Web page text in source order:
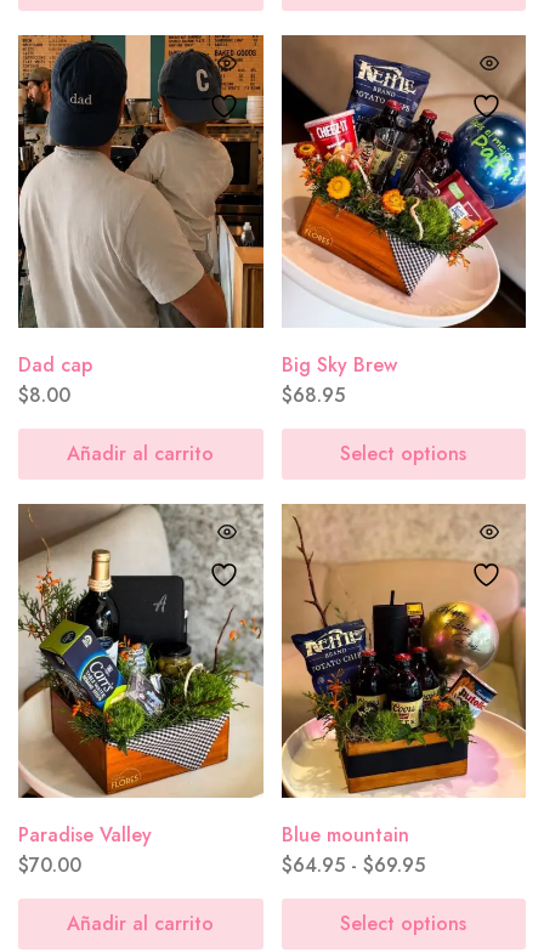
Dad cap
$8.00
Añadir al carrito
Big Sky Brew
$68.95
Select options
Paradise Valley
$70.00
Añadir al carrito
Blue mountain
$64.95 - $69.95
Select options